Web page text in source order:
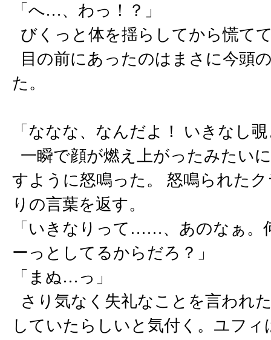
「へ…、わっ！？」
びくっと体を揺らしてから慌て
目の前にあったのはまさに今頭
た。
「ななな、なんだよ！ いきなし
一瞬で顔が燃え上がったみたい
すように怒鳴った。 怒鳴られた
りの言葉を返す。
「いきなりって……、あのなぁ。
ーっとしてるからだろ？」
「まぬ…っ」
さり気なく失礼なことを言われ
していたらしいと気付く。ユフ